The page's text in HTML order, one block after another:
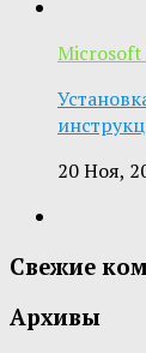
20 Ноя,
Свежие
Архивы